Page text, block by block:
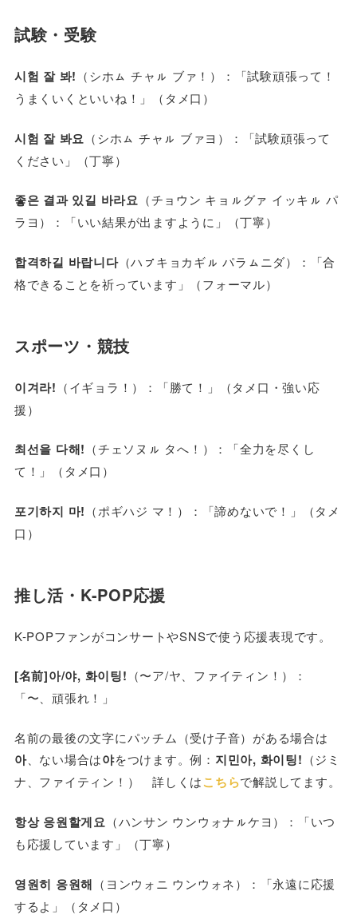
試験・受験
시험 잘 봐! （シホㇺ チャㇽ ブァ！）：「試験頑張って！
うまくいくといいね！」（タメ口）
시험 잘 봐요 （シホㇺ チャㇽ ブァヨ）：「試験頑張って
ください」（丁寧）
좋은 결과 있길 바라요 （チョウン キョㇽグァ イッキㇽ パ
ラヨ）：「いい結果が出ますように」（丁寧）
합격하길 바랍니다（ハㇷ゚キョカギㇽ パラㇺニダ）：「合
格できることを祈っています」（フォーマル）
スポーツ・競技
이겨라! （イギョラ！）：「勝て！」（タメ口・強い応
援）
최선을 다해! （チェソヌㇽ タへ！）：「全力を尽くし
て！」（タメ口）
포기하지 마! （ポギハジ マ！）：「諦めないで！」（タメ
口）
推し活・K-POP応援
K-POPファンがコンサートやSNSで使う応援表現です。
[名前]아/야, 화이팅! （〜ア/ヤ、ファイティン！）：
「〜、頑張れ！」
名前の最後の文字にパッチム（受け子音）がある場合は
아、ない場合は야をつけます。例： 지민아, 화이팅! （ジミ
ナ、ファイティン！） 詳しくはこちらで解説してます。
항상 응원할게요 （ハンサン ウンウォナㇽケヨ）：「いつ
も応援しています」（丁寧）
영원히 응원해 （ヨンウォニ ウンウォネ）：「永遠に応援
するよ」（タメ口）